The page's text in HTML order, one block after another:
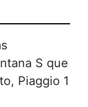
S que
Piaggio 1